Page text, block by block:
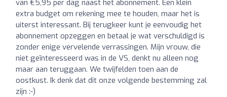
van €5,95 per dag naast het abonnement. Een klein
extra budget om rekening mee te houden, maar het is
uiterst interessant. Bij terugkeer kunt je eenvoudig het
abonnement opzeggen en betaal je wat verschuldigd is
zonder enige vervelende verrassingen. Mijn vrouw, die
niet geïnteresseerd was in de VS, denkt nu alleen nog
maar aan teruggaan. We twijfelden toen aan de
oostkust. Ik denk dat dit onze volgende bestemming zal
zijn :-)